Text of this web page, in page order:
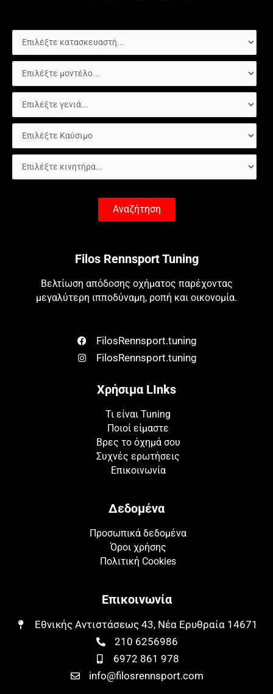
Αναζήτηση
Filos Rennsport Tuning
Βελτίωση απόδοσης οχήματος παρέχοντας
μεγαλύτερη ιπποδύναμη, ροπή και οικονομία.
FilosRennsport.tuning
FilosRennsport.tuning
Χρήσιμα LInks
Τι είναι Tuning
Ποιοί είμαστε
Βρες το όχημά σου
Συχνές ερωτήσεις
Επικοινωνία
Δεδομένα
Προσωπικά δεδομένα
Όροι χρήσης
Πολιτική Cookies
Επικοινωνία
Εθνικής Αντιστάσεως 43, Νέα Ερυθραία 14671​​
210 6256986
6972 861 978
info@filosrennsport.com